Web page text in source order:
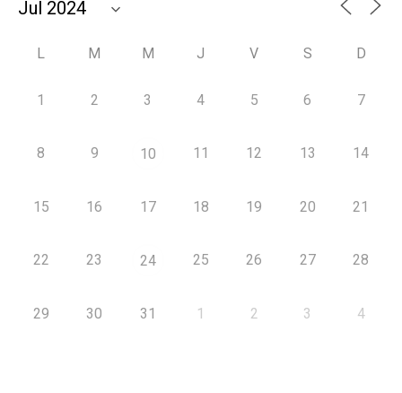
L M M J V S D
1 2 3 4 5 6 7
8 9 10 11 12 13 14
15 16 17 18 19 20 21
22 23 24 25 26 27 28
29 30 31 1 2 3 4